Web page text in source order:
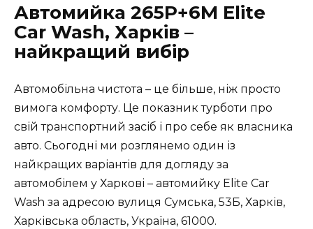
Автомийка 265P+6M Elite
Car Wash, Харків –
найкращий вибір
Автомобільна чистота – це більше, ніж просто
вимога комфорту. Це показник турботи про
свій транспортний засіб і про себе як власника
авто. Сьогодні ми розглянемо один із
найкращих варіантів для догляду за
автомобілем у Харкові – автомийку Elite Car
Wash за адресою вулиця Сумська, 53Б, Харків,
Харківська область, Україна, 61000.